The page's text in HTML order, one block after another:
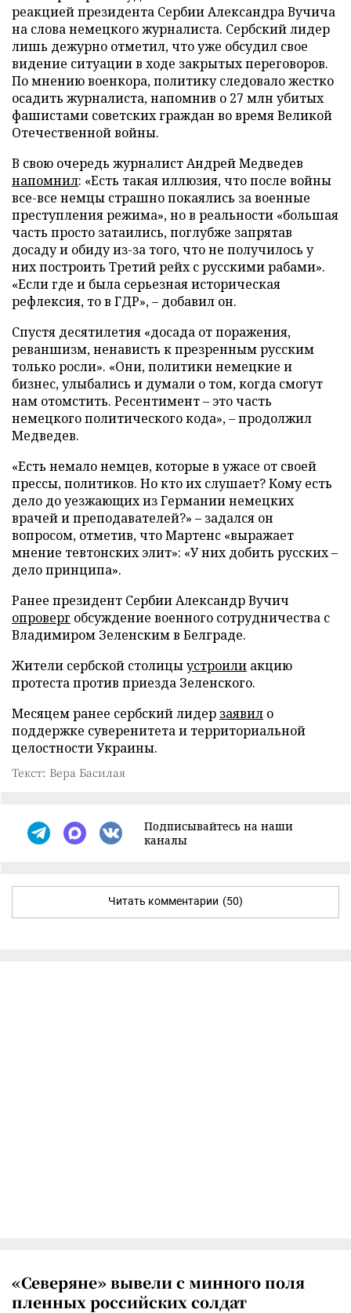
реакцией президента Сербии Александра Вучича
на слова немецкого журналиста. Сербский лидер
лишь дежурно отметил, что уже обсудил свое
видение ситуации в ходе закрытых переговоров.
По мнению военкора, политику следовало жестко
осадить журналиста, напомнив о 27 млн убитых
фашистами советских граждан во время Великой
Отечественной войны.
В свою очередь журналист Андрей Медведев
напомнил: «Есть такая иллюзия, что после войны
все-все немцы страшно покаялись за военные
преступления режима», но в реальности «большая
часть просто затаились, поглубже запрятав
досаду и обиду из-за того, что не получилось у
них построить Третий рейх с русскими рабами».
«Если где и была серьезная историческая
рефлексия, то в ГДР», – добавил он.
Спустя десятилетия «досада от поражения,
реваншизм, ненависть к презренным русским
только росли». «Они, политики немецкие и
бизнес, улыбались и думали о том, когда смогут
нам отомстить. Ресентимент – это часть
немецкого политического кода», – продолжил
Медведев.
«Есть немало немцев, которые в ужасе от своей
прессы, политиков. Но кто их слушает? Кому есть
дело до уезжающих из Германии немецких
врачей и преподавателей?» – задался он
вопросом, отметив, что Мартенс «выражает
мнение тевтонских элит»: «У них добить русских –
дело принципа».
Ранее президент Сербии Александр Вучич
опроверг обсуждение военного сотрудничества с
Владимиром Зеленским в Белграде.
Жители сербской столицыустроили акцию
протеста против приезда Зеленского.
Месяцем ранее сербский лидер заявил о
поддержке суверенитета и территориальной
целостности Украины.
Текст: Вера Басилая
Подписывайтесь на наши
каналы
Читать комментарии (50)
«Северяне» вывели с минного поля
пленных российских солдат